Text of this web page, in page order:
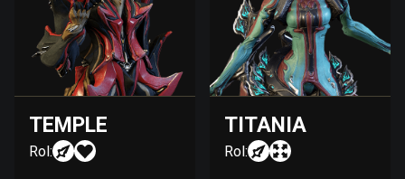
TEMPLE
Rol:
TITANIA
Rol: